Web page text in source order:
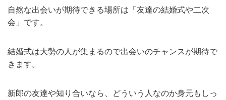
自然な出会いが期待できる場所は「友達の結婚式や二次
会」です。
結婚式は大勢の人が集まるので出会いのチャンスが期待で
きます。
新郎の友達や知り合いなら、どういう人なのか身元もしっ